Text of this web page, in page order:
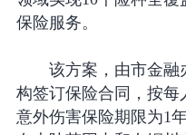
保险服务。
该方案，由市金融
构签订保险合同，按每
意外伤害保险期限为1